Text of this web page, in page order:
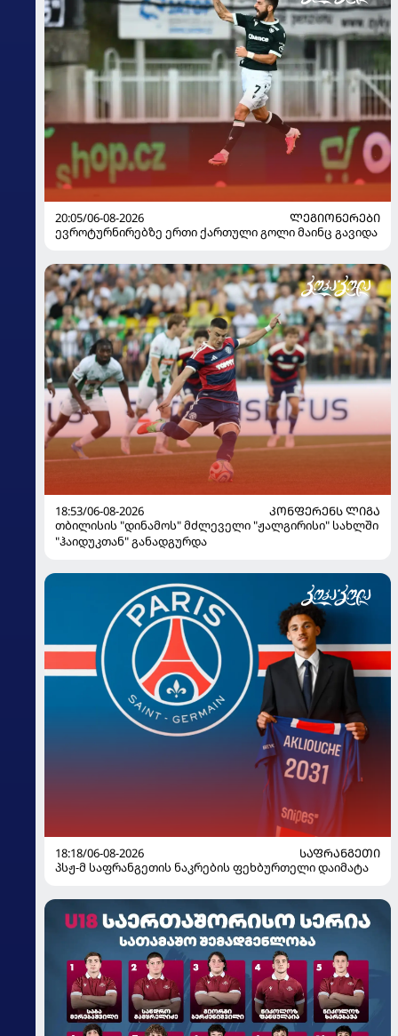
20:05/06-08-2026
ᲚᲔᲒᲘᲝᲜᲔᲠᲔᲑᲘ
ევროტურნირებზე ერთი ქართული გოლი მაინც გავიდა
18:53/06-08-2026
ᲙᲝᲜᲤᲔᲠᲔᲜᲡ ᲚᲘᲒᲐ
თბილისის "დინამოს" მძლეველი "ჟალგირისი" სახლში
"ჰაიდუკთან" განადგურდა
18:18/06-08-2026
ᲡᲐᲤᲠᲐᲜᲒᲔᲗᲘ
პსჟ-მ საფრანგეთის ნაკრების ფეხბურთელი დაიმატა